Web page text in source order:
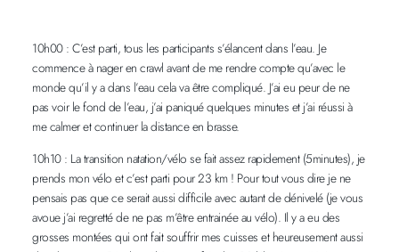
10h00 : C’est parti, tous les participants s’élancent dans l’eau. Je
commence à nager en crawl avant de me rendre compte qu’avec le
monde qu’il y a dans l’eau cela va être compliqué. J’ai eu peur de ne
pas voir le fond de l’eau, j’ai paniqué quelques minutes et j’ai réussi à
me calmer et continuer la distance en brasse.
10h10 : La transition natation/vélo se fait assez rapidement (5minutes), je
prends mon vélo et c’est parti pour 23 km ! Pour tout vous dire je ne
pensais pas que ce serait aussi difficile avec autant de dénivelé (je vous
avoue j’ai regretté de ne pas m’être entrainée au vélo). Il y a eu des
grosses montées qui ont fait souffrir mes cuisses et heureusement aussi